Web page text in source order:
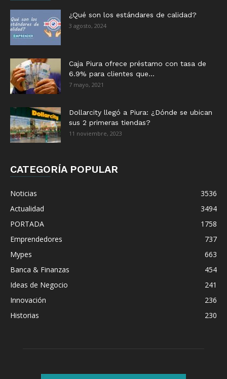
¿Qué son los estándares de calidad?
3 agosto, 2024
Caja Piura ofrece préstamo con tasa de
6.9% para clientes que...
7 mayo, 2021
Dollarcity llegó a Piura: ¿Dónde se ubican
sus 2 primeras tiendas?
11 noviembre, 2023
CATEGORÍA POPULAR
Noticias
3536
Actualidad
3494
PORTADA
1758
Emprendedores
737
Mypes
663
Banca & Finanzas
454
Ideas de Negocio
241
Innovación
236
Historias
230